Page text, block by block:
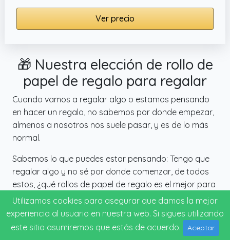
Ver precio
🎁 Nuestra elección de rollo de
papel de regalo para regalar
Cuando vamos a regalar algo o estamos pensando
en hacer un regalo, no sabemos por donde empezar,
almenos a nosotros nos suele pasar, y es de lo más
normal.
Sabemos lo que puedes estar pensando: Tengo que
regalar algo y no sé por donde comenzar, de todos
estos, ¿qué rollos de papel de regalo es el mejor para
hacer un regalo? ¿Acertaré con lo que vaya a
comprar?
¡No pienses de más! Déjanos que te mostremos la
Utilizamos cookies para asegurar que damos la mejor
experiencia al usuario en nuestra web. Si sigues utilizando
este sitio asumiremos que estás de acuerdo.
Aceptar